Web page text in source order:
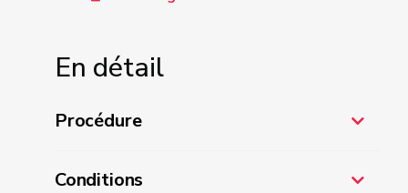
En détail
Procédure
Conditions